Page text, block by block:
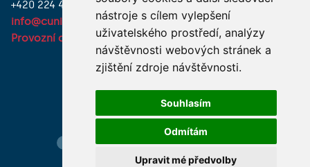
nástroje s cílem vylepšení
uživatelského prostředí, analýzy
návštěvnosti webových stránek a
zjištění zdroje návštěvnosti.
Souhlasím
Odmítám
Upravit mé předvolby
+420 224 491 850
info@cuni.cz
Provozní doba a kontakty
Hledání osob Nastavení cookie Mapa webu